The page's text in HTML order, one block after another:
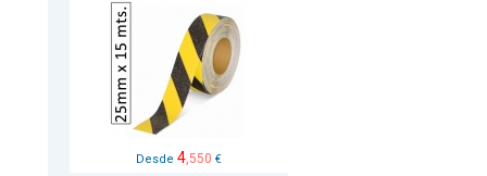
Desde 4,550 €